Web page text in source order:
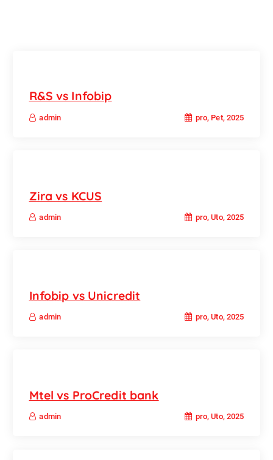
R&S vs Infobip
admin pro, Pet, 2025
Zira vs KCUS
admin pro, Uto, 2025
Infobip vs Unicredit
admin pro, Uto, 2025
Mtel vs ProCredit bank
admin pro, Uto, 2025